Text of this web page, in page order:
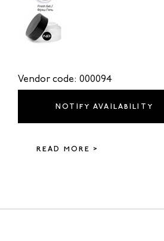
Vendor code: 000094
NOTIFY AVAILABILITY
READ MORE >